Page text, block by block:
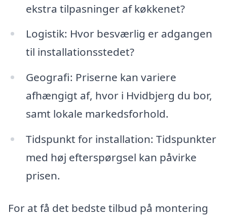
ekstra tilpasninger af køkkenet?
Logistik: Hvor besværlig er adgangen
til installationsstedet?
Geografi: Priserne kan variere
afhængigt af, hvor i Hvidbjerg du bor,
samt lokale markedsforhold.
Tidspunkt for installation: Tidspunkter
med høj efterspørgsel kan påvirke
prisen.
For at få det bedste tilbud på montering